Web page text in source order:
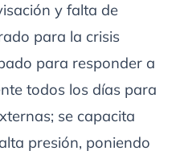
y falta de
para la crisis
para responder a
todos los días para
se capacita
presión, poniendo